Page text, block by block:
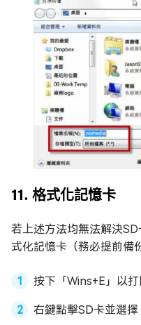
11. 格式化記憶卡
若上述方法均無法解決
式化記憶卡（務必提前備
按下「Wins+E」以
右鍵點擊SD卡並選擇